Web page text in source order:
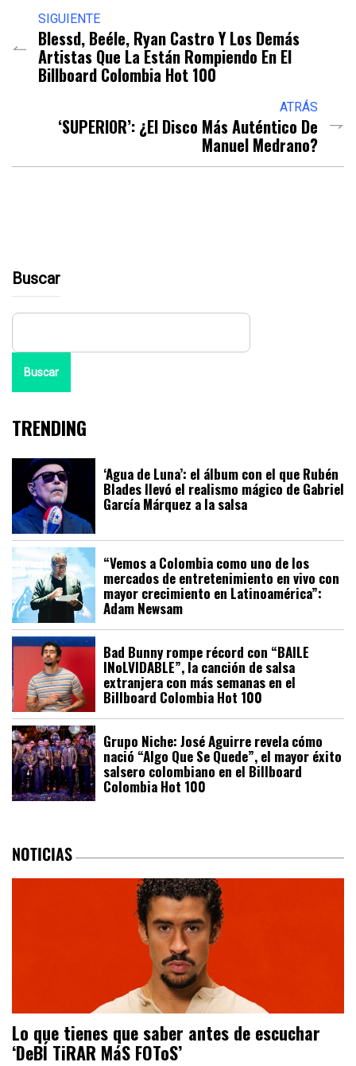
SIGUIENTE
Blessd, Beéle, Ryan Castro Y Los Demás
Artistas Que La Están Rompiendo En El
Billboard Colombia Hot 100
ATRÁS
‘SUPERIOR’: ¿El Disco Más Auténtico De
Manuel Medrano?
Buscar
Buscar
TRENDING
‘Agua de Luna’: el álbum con el que Rubén
Blades llevó el realismo mágico de Gabriel
García Márquez a la salsa
“Vemos a Colombia como uno de los
mercados de entretenimiento en vivo con
mayor crecimiento en Latinoamérica”:
Adam Newsam
Bad Bunny rompe récord con “BAILE
INoLVIDABLE”, la canción de salsa
extranjera con más semanas en el
Billboard Colombia Hot 100
Grupo Niche: José Aguirre revela cómo
nació “Algo Que Se Quede”, el mayor éxito
salsero colombiano en el Billboard
Colombia Hot 100
NOTICIAS
Lo que tienes que saber antes de escuchar
‘DeBÍ TiRAR MáS FOToS’